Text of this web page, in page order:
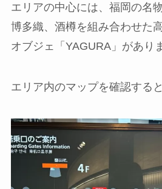
エリアの中心には、福岡の名
博多織、酒樽を組み合わせた
オブジェ「YAGURA」があり
エリア内のマップを確認する